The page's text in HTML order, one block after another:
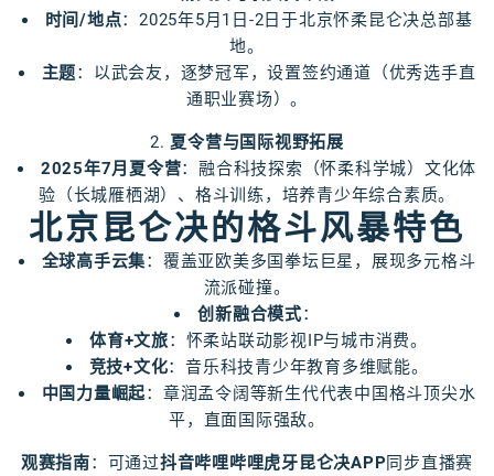
时间/地点：2025年5月1日-2日于北京怀柔昆仑决总部基
地。
主题：以武会友，逐梦冠军，设置签约通道（优秀选手直
通职业赛场）。
2.夏令营与国际视野拓展
2025年7月夏令营：融合科技探索（怀柔科学城）文化体
验（长城雁栖湖）、格斗训练，培养青少年综合素质。
北京昆仑决的格斗风暴特色
全球高手云集：覆盖亚欧美多国拳坛巨星，展现多元格斗
流派碰撞。
创新融合模式：
体育+文旅：怀柔站联动影视IP与城市消费。
竞技+文化：音乐科技青少年教育多维赋能。
中国力量崛起：章润孟令阔等新生代代表中国格斗顶尖水
平，直面国际强敌。
观赛指南：可通过抖音哔哩哔哩虎牙昆仑决APP同步直播赛